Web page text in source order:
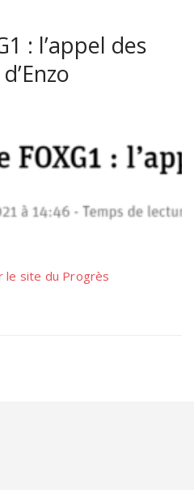
: l’appel des
le site du Progrès